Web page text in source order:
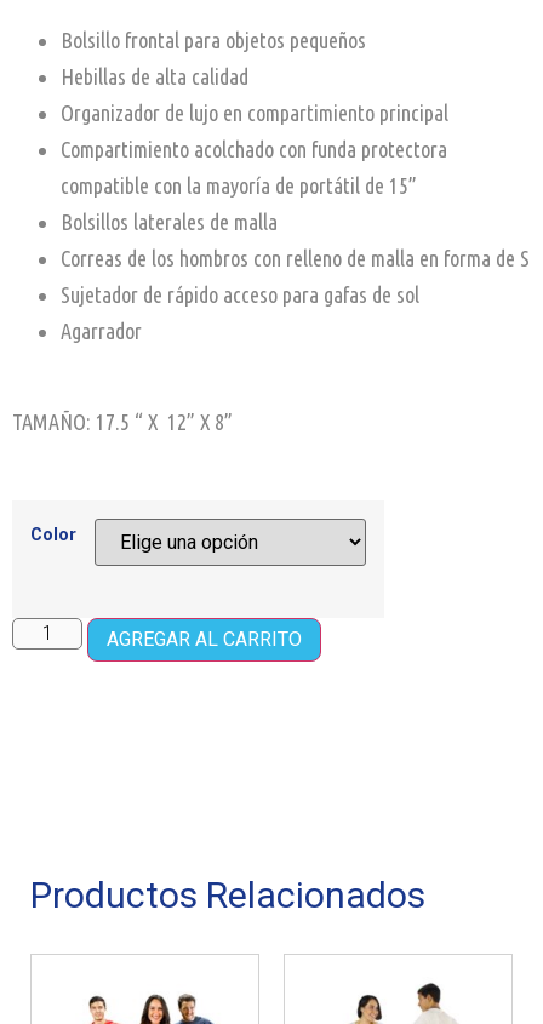
Bolsillo frontal para objetos pequeños
Hebillas de alta calidad
Organizador de lujo en compartimiento principal
Compartimiento acolchado con funda protectora
compatible con la mayoría de portátil de 15”
Bolsillos laterales de malla
Correas de los hombros con relleno de malla en forma de S
Sujetador de rápido acceso para gafas de sol
Agarrador
TAMAÑO: 17.5 “ X 12” X 8”
Color
AGREGAR AL CARRITO
Productos Relacionados